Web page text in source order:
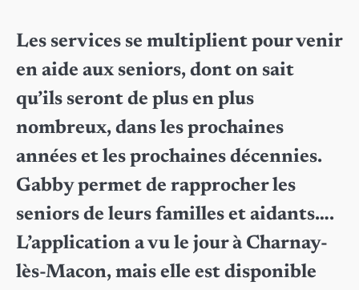
Les services se multiplient pour venir
en aide aux seniors, dont on sait
qu’ils seront de plus en plus
nombreux, dans les prochaines
années et les prochaines décennies.
Gabby permet de rapprocher les
seniors de leurs familles et aidants….
L’application a vu le jour à Charnay-
lès-Macon, mais elle est disponible